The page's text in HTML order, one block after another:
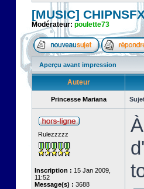
[MUSIC]
Modérateur: poulette73
Aperçu avant impression
Auteur
Princesse Mariana
Rulezzzzz
Inscription : 15 Jan 2009,
11:52
Message(s) : 3688